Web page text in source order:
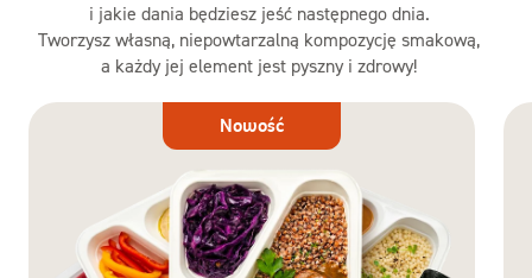
i jakie dania będziesz jeść następnego dnia.
Tworzysz własną, niepowtarzalną kompozycję smakową,
a każdy jej element jest pyszny i zdrowy!
Dieta
Nowość